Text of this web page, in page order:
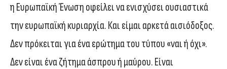
η Ευρωπαϊκή Ένωση οφείλει να ενισχύσει ουσιαστικά
την ευρωπαϊκή κυριαρχία. Και είμαι αρκετά αισιόδοξος.
Δεν πρόκειται για ένα ερώτημα του τύπου «ναι ή όχι».
Δεν είναι ένα ζήτημα άσπρου ή μαύρου. Είναι